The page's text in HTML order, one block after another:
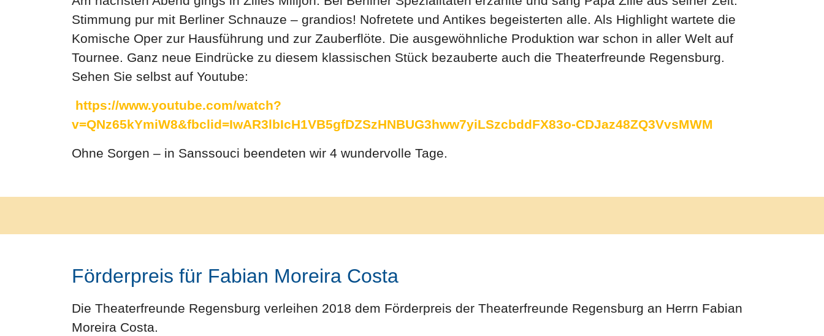
Stimmung pur mit Berliner Schnauze – grandios! Nofretete und Antikes begeisterten alle. Als Highlight wartete die
Komische Oper zur Hausführung und zur Zauberflöte. Die ausgewöhnliche Produktion war schon in aller Welt auf
Tournee. Ganz neue Eindrücke zu diesem klassischen Stück bezauberte auch die Theaterfreunde Regensburg.
Sehen Sie selbst auf Youtube:
https://www.youtube.com/watch?
v=QNz65kYmiW8&fbclid=IwAR3lbIcH1VB5gfDZSzHNBUG3hww7yiLSzcbddFX83o-CDJaz48ZQ3VvsMWM
Ohne Sorgen – in Sanssouci beendeten wir 4 wundervolle Tage.
Förderpreis für Fabian Moreira Costa
Die Theaterfreunde Regensburg verleihen 2018 dem Förderpreis der Theaterfreunde Regensburg an Herrn Fabian
Moreira Costa.